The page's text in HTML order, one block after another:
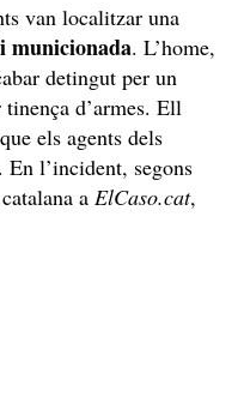
van localitzar una
municionada. L’home,
detingut per un
d’armes. Ell
els agents dels
l’incident, segons
a ElCaso.cat,